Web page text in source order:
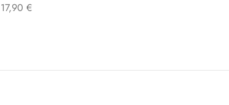
17,90 €